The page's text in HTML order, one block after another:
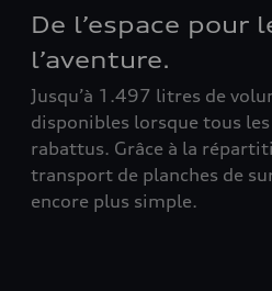
De l’espace pour
l’aventure.
Jusqu’à 1.497 litres de
disponibles lorsque tous
rabattus. Grâce à la
transport de planches de
encore plus simple.